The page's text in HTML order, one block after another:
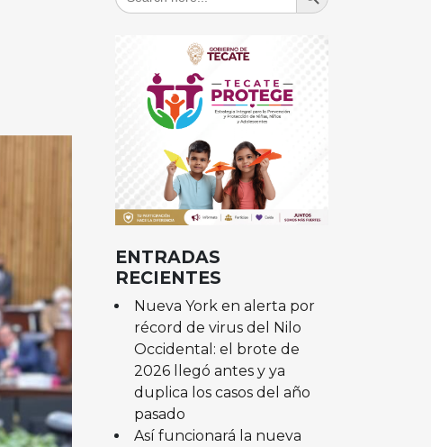
ENTRADAS
RECIENTES
Nueva York en alerta por
récord de virus del Nilo
Occidental: el brote de
2026 llegó antes y ya
duplica los casos del año
pasado
Así funcionará la nueva